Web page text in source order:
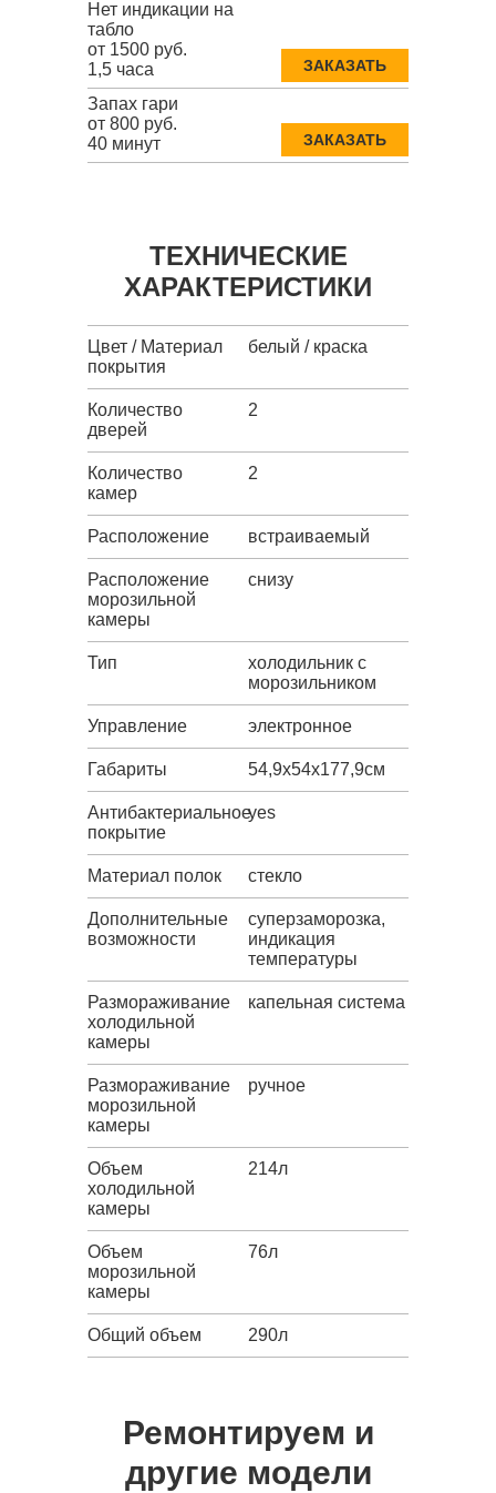
Нет индикации на
табло
от 1500 руб.
1,5 часа
ЗАКАЗАТЬ
Запах гари
от 800 руб.
40 минут
ЗАКАЗАТЬ
ТЕХНИЧЕСКИЕ
ХАРАКТЕРИСТИКИ
Цвет / Материал
покрытия
белый / краска
Количество
дверей
2
Количество
камер
2
Расположение встраиваемый
Расположение
морозильной
камеры
снизу
Тип
холодильник с
морозильником
Управление электронное
Габариты 54,9х54х177,9см
Антибактериальное
покрытие
yes
Материал полок стекло
Дополнительные
возможности
суперзаморозка,
индикация
температуры
Размораживание
холодильной
камеры
капельная система
Размораживание
морозильной
камеры
ручное
Объем
холодильной
камеры
214л
Объем
морозильной
камеры
76л
Общий объем 290л
Ремонтируем и
другие модели